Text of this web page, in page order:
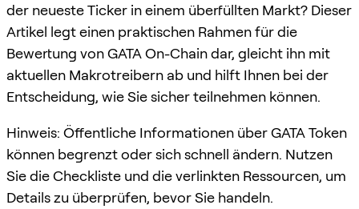
der neueste Ticker in einem überfüllten Markt? Dieser
Artikel legt einen praktischen Rahmen für die
Bewertung von GATA On-Chain dar, gleicht ihn mit
aktuellen Makrotreibern ab und hilft Ihnen bei der
Entscheidung, wie Sie sicher teilnehmen können.
Hinweis: Öffentliche Informationen über GATA Token
können begrenzt oder sich schnell ändern. Nutzen
Sie die Checkliste und die verlinkten Ressourcen, um
Details zu überprüfen, bevor Sie handeln.